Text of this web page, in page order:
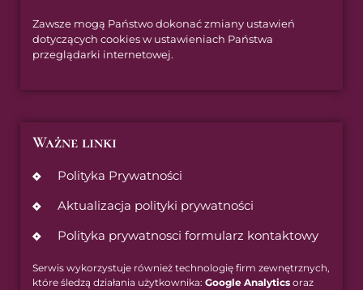
Zawsze mogą Państwo dokonać zmiany ustawień
dotyczących cookies w ustawieniach Państwa
przeglądarki internetowej.
Ważne linki
Polityka Prywatności
Aktualizacja polityki prywatności
Polityka prywatnosci formularz kontaktowy
Serwis wykorzystuje również technologię firm zewnętrznych,
które śledzą działania użytkownika: Google Analytics oraz